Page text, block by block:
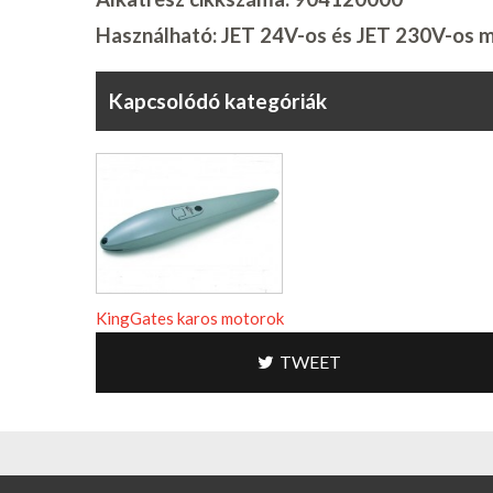
Használható: JET 24V-os és JET 230V-os
Kapcsolódó kategóriák
KingGates karos motorok
TWEET